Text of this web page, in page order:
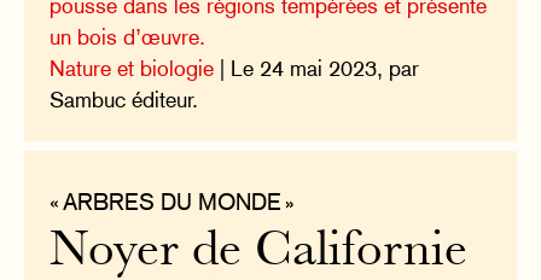
pousse dans les régions tempérées et présente
un bois d’œuvre.
Nature et biologie | Le 24 mai 2023, par
Sambuc éditeur.
« ARBRES DU MONDE »
Noyer de Californie